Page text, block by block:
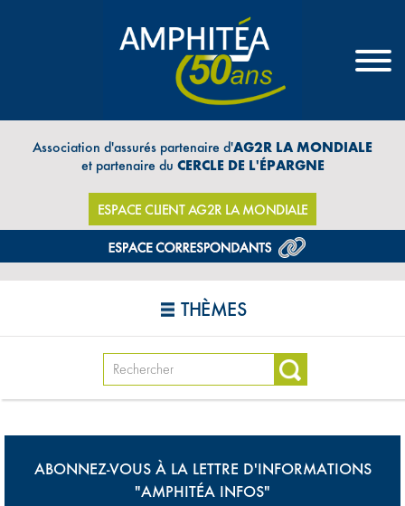
Association d'assurés partenaire d'AG2R LA MONDIALE
et partenaire du CERCLE DE L'ÉPARGNE
ESPACE CLIENT AG2R LA MONDIALE
THÈMES
ABONNEZ-VOUS À LA LETTRE D'INFORMATIONS
"AMPHITÉA INFOS"